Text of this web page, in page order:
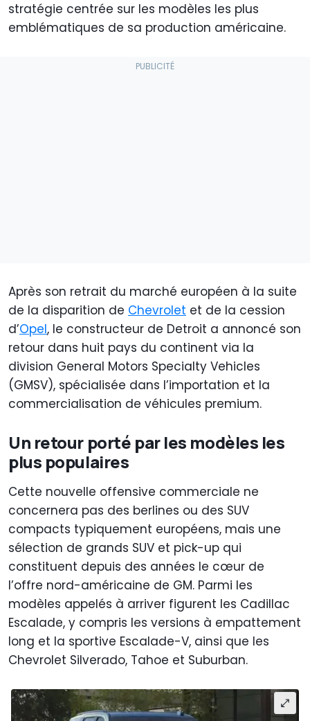
stratégie centrée sur les modèles les plus
emblématiques de sa production américaine.
Après son retrait du marché européen à la suite
de la disparition de Chevrolet et de la cession
d’Opel, le constructeur de Detroit a annoncé son
retour dans huit pays du continent via la
division General Motors Specialty Vehicles
(GMSV), spécialisée dans l’importation et la
commercialisation de véhicules premium.
Un retour porté par les modèles les
plus populaires
Cette nouvelle offensive commerciale ne
concernera pas des berlines ou des SUV
compacts typiquement européens, mais une
sélection de grands SUV et pick-up qui
constituent depuis des années le cœur de
l’offre nord-américaine de GM. Parmi les
modèles appelés à arriver figurent les Cadillac
Escalade, y compris les versions à empattement
long et la sportive Escalade-V, ainsi que les
Chevrolet Silverado, Tahoe et Suburban.